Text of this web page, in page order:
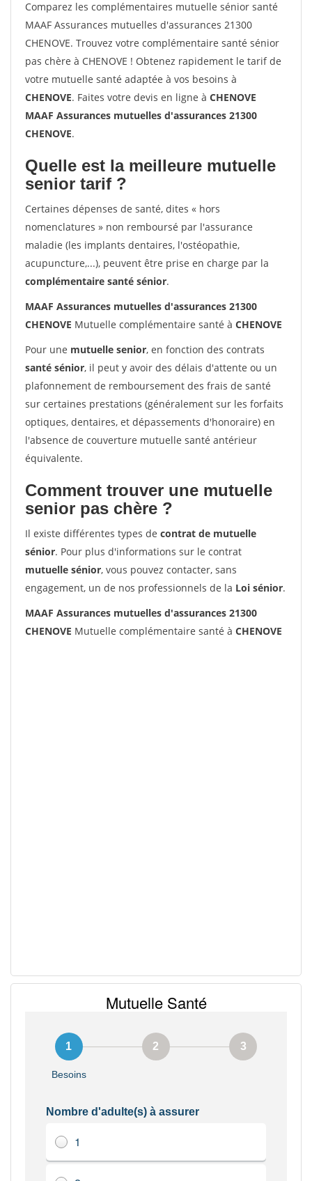
Comparez les complémentaires mutuelle sénior santé
MAAF Assurances mutuelles d'assurances 21300
CHENOVE. Trouvez votre complémentaire santé sénior
pas chère à CHENOVE ! Obtenez rapidement le tarif de
votre mutuelle santé adaptée à vos besoins à
CHENOVE. Faites votre devis en ligne à CHENOVE
MAAF Assurances mutuelles d'assurances 21300
CHENOVE.
Quelle est la meilleure mutuelle
senior tarif ?
Certaines dépenses de santé, dites « hors
nomenclatures » non remboursé par l'assurance
maladie (les implants dentaires, l'ostéopathie,
acupuncture,...), peuvent être prise en charge par la
complémentaire santé sénior.
MAAF Assurances mutuelles d'assurances 21300
CHENOVE Mutuelle complémentaire santé à CHENOVE
Pour une mutuelle senior, en fonction des contrats
santé sénior, il peut y avoir des délais d'attente ou un
plafonnement de remboursement des frais de santé
sur certaines prestations (généralement sur les forfaits
optiques, dentaires, et dépassements d'honoraire) en
l'absence de couverture mutuelle santé antérieur
équivalente.
Comment trouver une mutuelle
senior pas chère ?
Il existe différentes types de contrat de mutuelle
sénior. Pour plus d'informations sur le contrat
mutuelle sénior, vous pouvez contacter, sans
engagement, un de nos professionnels de la Loi sénior.
MAAF Assurances mutuelles d'assurances 21300
CHENOVE Mutuelle complémentaire santé à CHENOVE